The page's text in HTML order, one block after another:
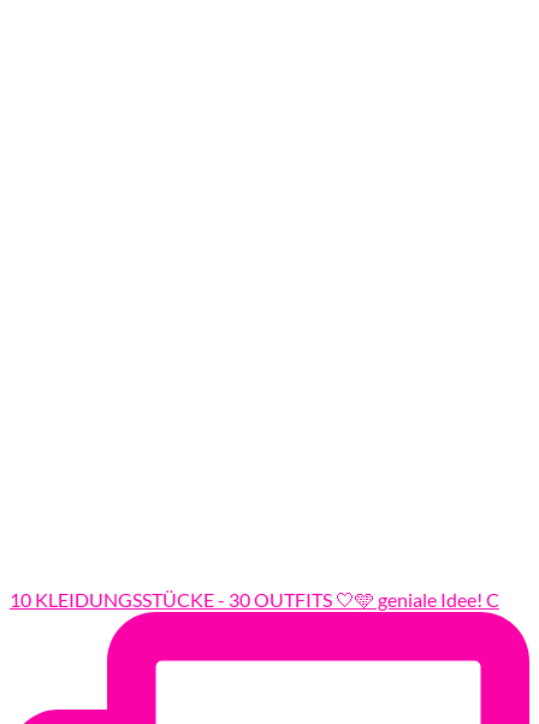
10 KLEIDUNGSSTÜCKE - 30 OUTFITS 🤍🩵 geniale Idee! C